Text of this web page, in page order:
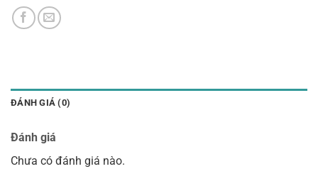
ĐÁNH GIÁ (0)
Đánh giá
Chưa có đánh giá nào.